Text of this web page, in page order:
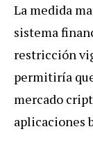
La medida
sistema
restricción
permitiría
mercado
aplicaciones